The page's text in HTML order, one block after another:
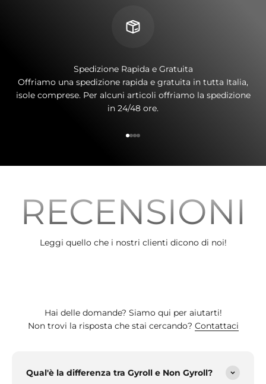
Spedizione Rapida e Gratuita
Offriamo una spedizione rapida e gratuita in tutta Italia,
isole comprese. Per alcuni articoli offriamo la spedizione
in 24/48 ore.
RECENSIONI
Leggi quello che i nostri clienti dicono di noi!
Hai delle domande? Siamo qui per aiutarti!
Non trovi la risposta che stai cercando? Contattaci
Qual'è la differenza tra Gyroll e Non Gyroll?